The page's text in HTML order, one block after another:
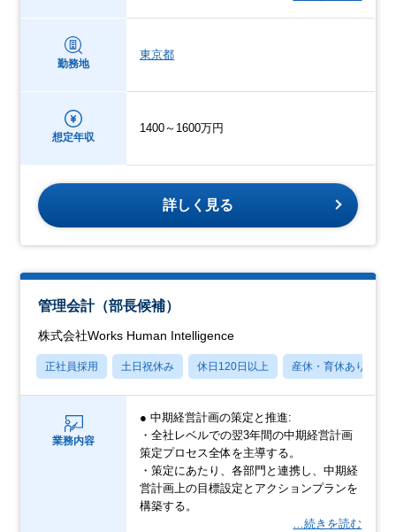
勤務地
東京都
想定年収
1400～1600万円
詳しく見る
管理会計（部長候補）
株式会社Works Human Intelligence
正社員採用 土日祝休み 休日120日以上 産休・育休あり
業務内容
● 中期経営計画の策定と推進:
・全社レベルでの翌3年間の中期経営計画
策定プロセス全体を主導する。
・策定にあたり、各部門と連携し、中期経
営計画上の目標設定とアクションプランを
構築する。
…続きを読む